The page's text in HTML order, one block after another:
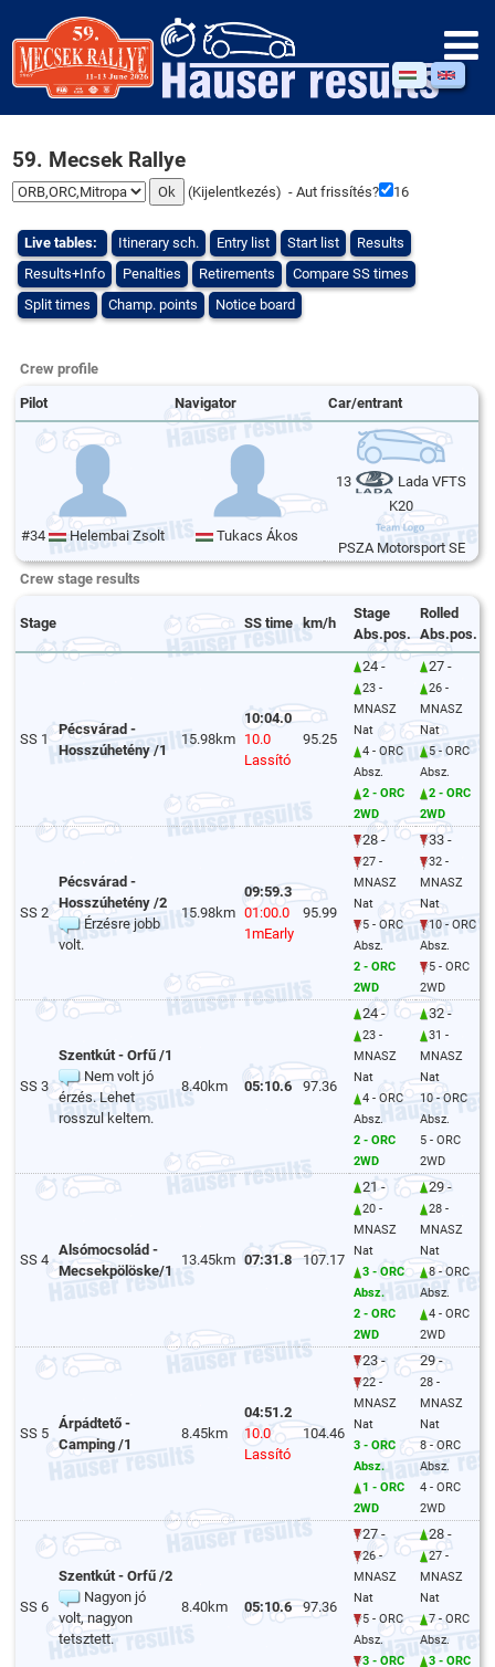
59. Mecsek Rallye
(Kijelentkezés) - Aut frissítés? 16
Live tables: Itinerary sch. Entry list Start list
Results
Results+Info
Penalties Retirements
Compare SS times
Split times
Champ. points Notice board
Crew profile
Pilot Navigator Car/entrant
#34 Helembai Zsolt Tukacs Ákos
13
Lada VFTS
K20
PSZA Motorsport SE
Crew stage results
Stage SS time km/h
Stage
Abs.pos.
Rolled
Abs.pos.
SS 1
Pécsvárad -
Hosszúhetény /1
15.98km
10:04.0
10.0
Lassító
95.25
24 -
23 -
MNASZ
Nat
4 - ORC
Absz.
2 - ORC
2WD
27 -
26 -
MNASZ
Nat
5 - ORC
Absz.
2 - ORC
2WD
SS 2
Pécsvárad -
Hosszúhetény /2
Érzésre jobb
volt.
15.98km
09:59.3
01:00.0
1mEarly
95.99
28 -
27 -
MNASZ
Nat
5 - ORC
Absz.
2 - ORC
2WD
33 -
32 -
MNASZ
Nat
10 - ORC
Absz.
5 - ORC
2WD
SS 3
Szentkút - Orfű /1
Nem volt jó
érzés. Lehet
rosszul keltem.
8.40km 05:10.6 97.36
24 -
23 -
MNASZ
Nat
4 - ORC
Absz.
2 - ORC
2WD
32 -
31 -
MNASZ
Nat
10 - ORC
Absz.
5 - ORC
2WD
SS 4
Alsómocsolád -
Mecsekpölöske/1
13.45km 07:31.8 107.17
21 -
20 -
MNASZ
Nat
3 - ORC
Absz.
2 - ORC
2WD
29 -
28 -
MNASZ
Nat
8 - ORC
Absz.
4 - ORC
2WD
SS 5
Árpádtető -
Camping /1
8.45km
04:51.2
10.0
Lassító
104.46
23 -
22 -
MNASZ
Nat
3 - ORC
Absz.
1 - ORC
2WD
29 -
28 -
MNASZ
Nat
8 - ORC
Absz.
4 - ORC
2WD
SS 6
Szentkút - Orfű /2
Nagyon jó
volt, nagyon
tetsztett.
8.40km 05:10.6 97.36
27 -
26 -
MNASZ
Nat
5 - ORC
Absz.
3 - ORC
28 -
27 -
MNASZ
Nat
7 - ORC
Absz.
3 - ORC